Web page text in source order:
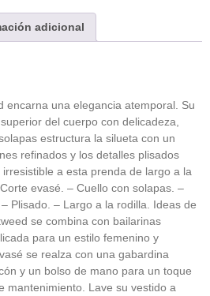
adicional
encarna una elegancia atemporal. Su
del cuerpo con delicadeza,
estructura la silueta con un
refinados y los detalles plisados
a esta prenda de largo a la
evasé. – Cuello con solapas. –
Plisado. – Largo a la rodilla. Ideas de
se combina con bailarinas
para un estilo femenino y
se realza con una gabardina
y un bolso de mano para un toque
mantenimiento. Lave su vestido a